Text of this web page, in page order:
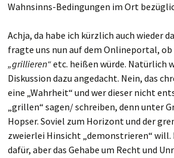
Wahnsinns-Bedingungen im Ort
Achja, da habe ich kürzlich auch wieder
fragte uns nun auf dem Onlineportal, ob
„grillieren“etc. heißen würde. Natürlich
Diskussion dazu angedacht. Nein, das
eine „Wahrheit“ und wer dieser nicht
„grillen“ sagen/ schreiben, denn unter
Hopser. Soviel zum Horizont und der
zweierlei Hinsicht „demonstrieren“
dafür, aber das Gehabe um Recht und